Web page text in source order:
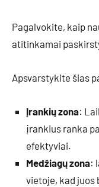
Pagalvokite, kaip
atitinkamai
Apsvarstykite šias
Įrankių zona:
įrankius ranka
efektyviai.
Medžiagų zona:
vietoje, kad juos